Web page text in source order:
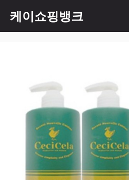
content
케이쇼핑뱅크